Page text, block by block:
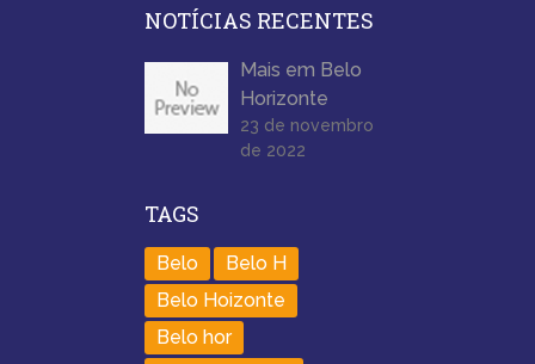
NOTÍCIAS RECENTES
Mais em Belo
Horizonte
23 de novembro
de 2022
TAGS
Belo
Belo H
Belo Hoizonte
Belo hor